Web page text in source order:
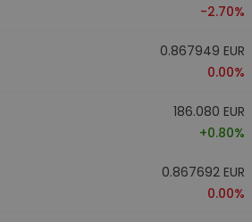
-2.70%
0.867949 EUR
0.00%
186.080 EUR
+0.80%
0.867692 EUR
0.00%